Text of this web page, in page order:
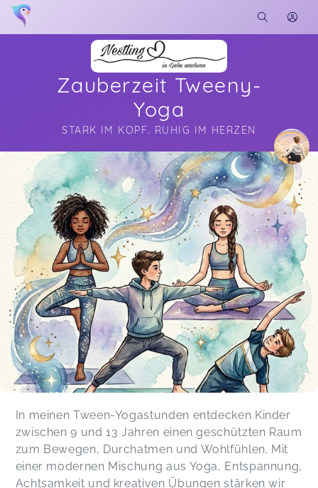
Zauberzeit Tweeny-
Yoga
STARK IM KOPF. RUHIG IM HERZEN
Soon you will learn more about me here...
In meinen Tween-Yogastunden entdecken Kinder
zwischen 9 und 13 Jahren einen geschützten Raum
zum Bewegen, Durchatmen und Wohlfühlen. Mit
einer modernen Mischung aus Yoga, Entspannung,
Achtsamkeit und kreativen Übungen stärken wir